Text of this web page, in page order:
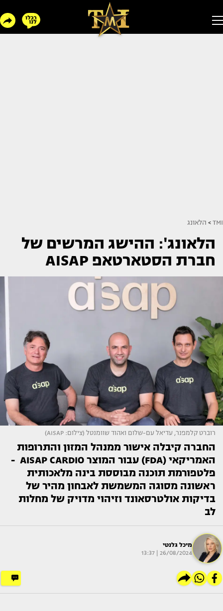
TMI
> הלאונג
הלאונג': ההישג המרשים של
חברת הסטארטאפ AISAP
רוברט קלמפנר, עדיאל עם-שלום ואהוד שוומנטל (צילום: AISAP)
החברה קיבלה אישור ממנהל המזון והתרופות
האמריקאי (FDA) עבור המוצר AISAP CARDIO -
פלטפורמת תוכנה מבוססת בינה מלאכותית
ראשונה מסוגה המשמשת לאבחון מהיר של
בדיקות אולטרסאונד וזיהוי מדויק של מחלות
לב
מיכל גלנטי
26/08/2024 | 13:37